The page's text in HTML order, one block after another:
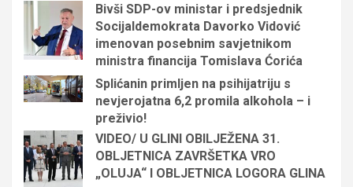
Bivši SDP-ov ministar i predsjednik
Socijaldemokrata Davorko Vidović
imenovan posebnim savjetnikom
ministra financija Tomislava Ćorića
Splićanin primljen na psihijatriju s
nevjerojatna 6,2 promila alkohola – i
preživio!
VIDEO/ U GLINI OBILJEŽENA 31.
OBLJETNICA ZAVRŠETKA VRO
„OLUJA“ I OBLJETNICA LOGORA GLINA